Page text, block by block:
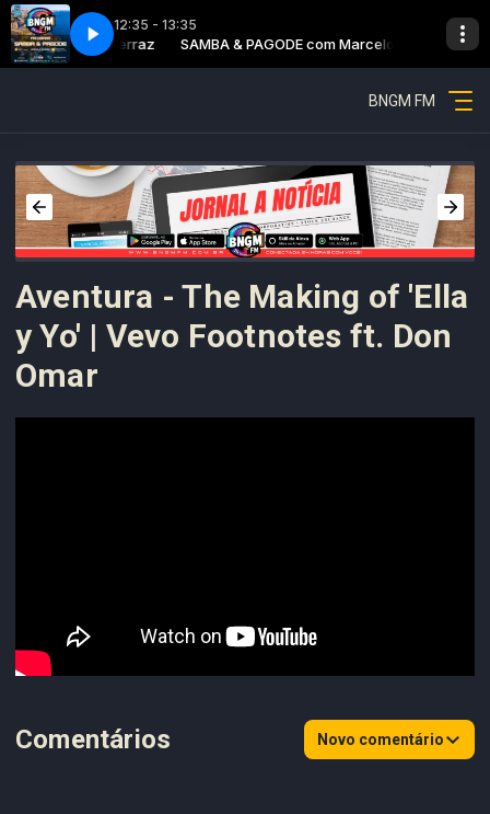
12:35 - 13:35
Marcelo Ferraz SAMBA & PAGODE com Marcelo Ferraz
2 Samba & pagode - Parte 2
BNGM FM
Aventura - The Making of 'Ella
y Yo' | Vevo Footnotes ft. Don
Omar
Comentários Novo comentário